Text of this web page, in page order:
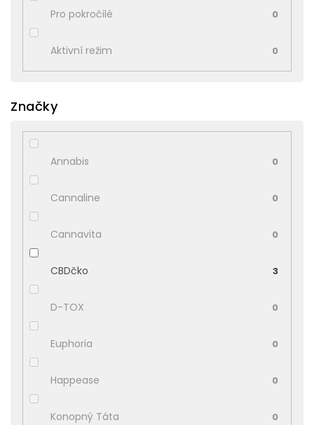
Pro pokročilé 0
Aktivní režim 0
Značky
Annabis 0
Cannaline 0
Cannavita 0
CBDčko 3
D-TOX 0
Euphoria 0
Happease 0
Konopný Táta 0